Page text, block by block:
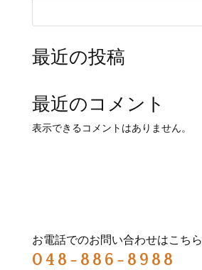
最近の投稿
最近のコメント
表示できるコメントはありません。
お電話でのお問い合わせはこちら
048-886-8988